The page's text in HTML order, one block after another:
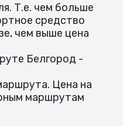
Т.е. чем больше
средство
чем выше цена
Белгород -
Цена на
маршрутам